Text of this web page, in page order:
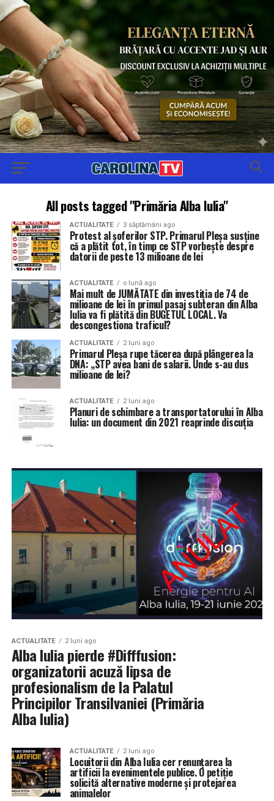
All posts tagged "Primăria Alba Iulia"
ACTUALITATE 3 săptămâni ago
Protest al șoferilor STP. Primarul Pleșa susține
că a plătit tot, în timp ce STP vorbește despre
datorii de peste 13 milioane de lei
ACTUALITATE o lună ago
Mai mult de JUMĂTATE din investiția de 74 de
milioane de lei în primul pasaj subteran din Alba
Iulia va fi plătită din BUGETUL LOCAL. Va
descongestiona traficul?
ACTUALITATE 2 luni ago
Primarul Pleșa rupe tăcerea după plângerea la
DNA: „STP avea bani de salarii. Unde s-au dus
milioane de lei?
ACTUALITATE 2 luni ago
Planuri de schimbare a transportatorului în Alba
Iulia: un document din 2021 reaprinde discuția
ACTUALITATE 2 luni ago
Alba Iulia pierde #Difffusion:
organizatorii acuză lipsa de
profesionalism de la Palatul
Principilor Transilvaniei (Primăria
Alba Iulia)
ACTUALITATE 2 luni ago
Locuitorii din Alba Iulia cer renunțarea la
artificii la evenimentele publice. O petiție
solicită alternative moderne și protejarea
animalelor